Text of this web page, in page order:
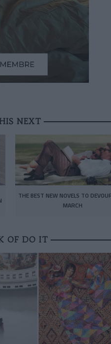
NEXT
THE BEST NEW NOVELS TO
MARCH
OF DO IT